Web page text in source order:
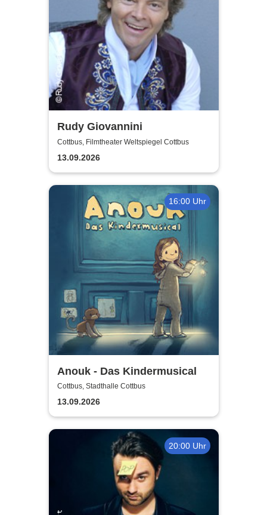
Rudy Giovannini
Cottbus, Filmtheater Weltspiegel Cottbus
13.09.2026
16:00 Uhr
Anouk - Das Kindermusical
Cottbus, Stadthalle Cottbus
13.09.2026
20:00 Uhr